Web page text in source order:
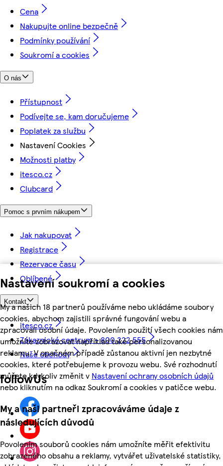
Nastavení soukromí a cookies
My a našich 18 partnerů používáme nebo ukládáme soubory
cookies, abychom zajistili správné fungování webu a
zpracovali osobní údaje. Povolením použití všech cookies nám
umožníte zobrazovat například také personalizovanou
reklamu. V opačném případě zůstanou aktivní jen nezbytné
cookies, které potřebujeme k provozu webu. Své rozhodnutí
můžete kdykoliv změnit v Nastavení ochrany osobních údajů
nebo kliknutím na odkaz Soukromí a cookies v patičce webu.
My a naši partneři zpracováváme údaje z
následujících důvodů
Povolením souborů cookies nám umožníte měřit efektivitu
zobrazeného obsahu a reklamy, vytvářet uživatelské statistiky,
Cena
Nakupujte online bezpečně
Podmínky používání
Soukromí a cookies
O nás
Přístupnost
Podívejte se, kam doručujeme
Poplatek za službu
Nastavení Cookies
Možnosti platby
itesco.cz
Clubcard
Pomoc s prvním nákupem
Jak nakupovat
Registrace
Rezervace času
Oblíbené
Kontakt
itesco.cz
Zákaznické centrum - 800 222 555
Naše obchody
followUs